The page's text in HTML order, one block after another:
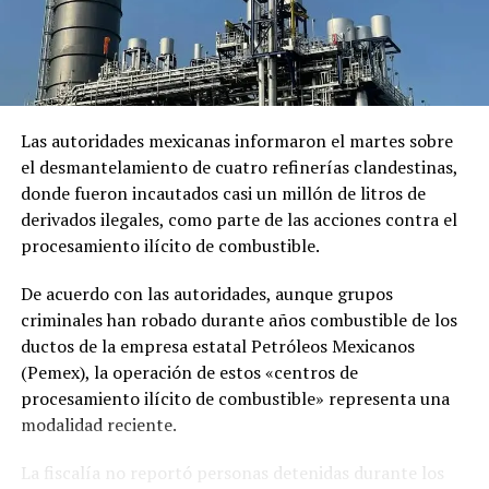
DON'T MISS
El Etna entra en erupción y lanza columna de ceniza de
más de 6 kilómetros en Sicilia
Las autoridades mexicanas informaron el martes sobre
el desmantelamiento de cuatro refinerías clandestinas,
donde fueron incautados casi un millón de litros de
derivados ilegales, como parte de las acciones contra el
procesamiento ilícito de combustible.
De acuerdo con las autoridades, aunque grupos
criminales han robado durante años combustible de los
ductos de la empresa estatal Petróleos Mexicanos
(Pemex), la operación de estos «centros de
procesamiento ilícito de combustible» representa una
modalidad reciente.
La fiscalía no reportó personas detenidas durante los